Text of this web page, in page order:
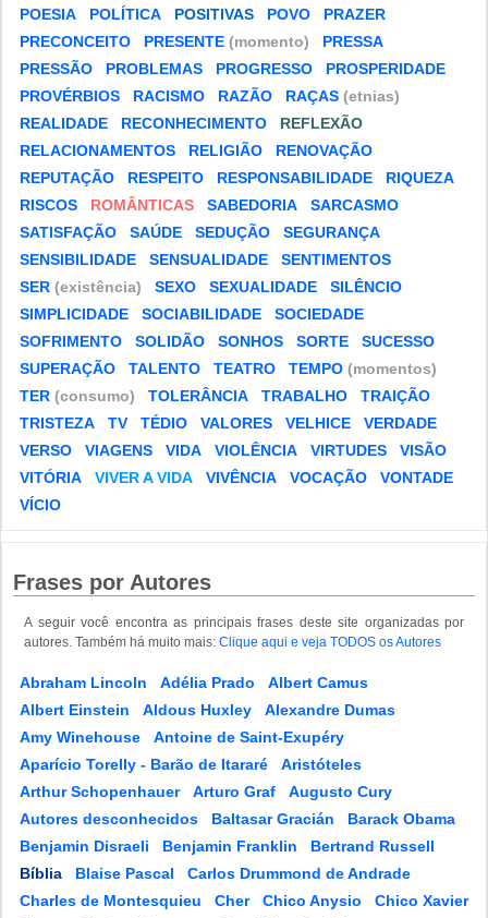
POESIA
POLÍTICA POSITIVAS POVO
PRAZER
PRECONCEITO
PRESENTE (momento)
PRESSA
PRESSÃO
PROBLEMAS PROGRESSO
PROSPERIDADE
PROVÉRBIOS
RACISMO RAZÃO RAÇAS (etnias)
REALIDADE
RECONHECIMENTO
REFLEXÃO
RELACIONAMENTOS
RELIGIÃO
RENOVAÇÃO
REPUTAÇÃO
RESPEITO RESPONSABILIDADE
RIQUEZA
RISCOS
ROMÂNTICAS SABEDORIA
SARCASMO
SATISFAÇÃO
SAÚDE SEDUÇÃO
SEGURANÇA
SENSIBILIDADE
SENSUALIDADE
SENTIMENTOS
SER (existência) SEXO SEXUALIDADE
SILÊNCIO
SIMPLICIDADE
SOCIABILIDADE
SOCIEDADE
SOFRIMENTO
SOLIDÃO SONHOS SORTE
SUCESSO
SUPERAÇÃO
TALENTO TEATRO TEMPO (momentos)
TER (consumo) TOLERÂNCIA TRABALHO
TRAIÇÃO
TRISTEZA
TV TÉDIO VALORES VELHICE
VERDADE
VERSO
VIAGENS VIDA VIOLÊNCIA VIRTUDES
VISÃO
VITÓRIA
VIVER A VIDA VIVÊNCIA VOCAÇÃO
VONTADE
VÍCIO
Frases por Autores
A seguir você encontra as principais frases deste site organizadas por
autores. Também há muito mais: Clique aqui e veja TODOS os Autores
Abraham Lincoln Adélia Prado
Albert Camus
Albert Einstein
Aldous Huxley
Alexandre Dumas
Amy Winehouse
Antoine de Saint-Exupéry
Aparício Torelly - Barão de Itararé
Aristóteles
Arthur Schopenhauer
Arturo Graf
Augusto Cury
Autores desconhecidos
Baltasar Gracián
Barack Obama
Benjamin Disraeli
Benjamin Franklin
Bertrand Russell
Bíblia
Blaise Pascal
Carlos Drummond de Andrade
Charles de Montesquieu
Cher Chico Anysio
Chico Xavier